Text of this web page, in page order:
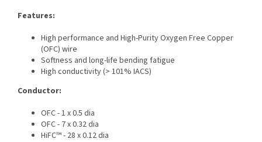
Features:
High performance and High-Purity Oxygen Free Copper
(OFC) wire
Softness and long-life bending fatigue
High conductivity (> 101% IACS)
Conductor:
OFC - 1 x 0.5 dia
OFC - 7 x 0.32 dia
HiFC™ - 28 x 0.12 dia